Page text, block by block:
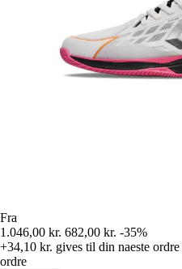
Fra
1.046,00 kr. 682,00 kr. -35%
+34,10 kr. gives til din naeste ordre
ordre